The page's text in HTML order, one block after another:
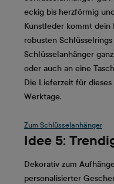
eckig bis herzförmig
Kunstleder kommt
robusten
Schlüsselanhänger
oder auch an eine
Die Lieferzeit für
Werktage.
Zum Schlüsselanhänger
Idee 5:
Dekorativ zum
personalisierter